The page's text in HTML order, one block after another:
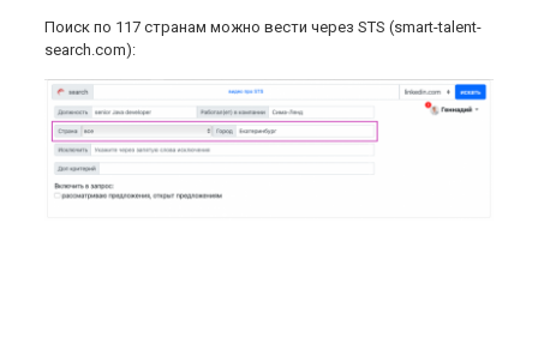
Поиск по 117 странам можно вести через STS (smart-talent-
search.com):